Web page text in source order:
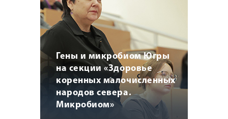
Гены и микробиом Югры
на секции «Здоровье
коренных малочисленных
народов севера.
Микробиом»